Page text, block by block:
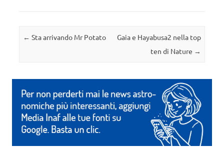
Navigazione articolo
← Sta arrivando Mr Potato
Gaia e Hayabusa2 nella top
ten di Nature →